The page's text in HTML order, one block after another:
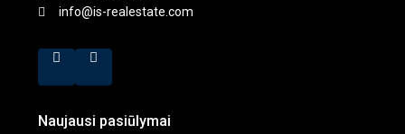
info@is-realestate.com
Naujausi pasiūlymai